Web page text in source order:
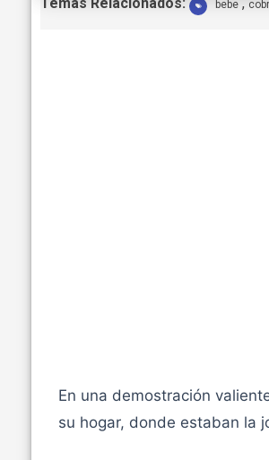
Temas Relacionados: bebe,
En una demostración
su hogar, donde estaban la